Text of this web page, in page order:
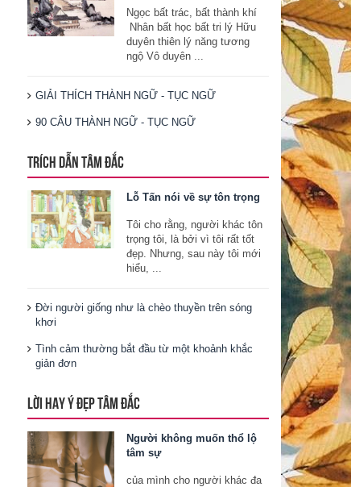
Ngọc bất trác, bất thành khí
Nhân bất học bất tri lý Hữu
duyên thiên lý năng tương
ngộ Vô duyên ...
GIẢI THÍCH THÀNH NGỮ - TỤC NGỮ
90 CÂU THÀNH NGỮ - TỤC NGỮ
TRÍCH DẪN TÂM ĐẮC
Lỗ Tấn nói về sự tôn trọng
Tôi cho rằng, người khác tôn
trọng tôi, là bởi vì tôi rất tốt
đẹp. Nhưng, sau này tôi mới
hiểu, ...
Đời người giống như là chèo thuyền trên sóng
khơi
Tình cảm thường bắt đầu từ một khoảnh khắc
giản đơn
LỜI HAY Ý ĐẸP TÂM ĐẮC
Người không muốn thổ lộ
tâm sự
của mình cho người khác đa